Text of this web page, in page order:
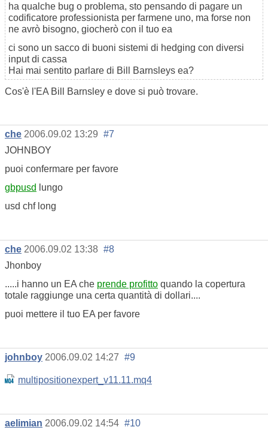
ha qualche bug o problema, sto pensando di pagare un
codificatore professionista per farmene uno, ma forse non
ne avrò bisogno, giocherò con il tuo ea
ci sono un sacco di buoni sistemi di hedging con diversi
input di cassa
Hai mai sentito parlare di Bill Barnsleys ea?
Cos'è l'EA Bill Barnsley e dove si può trovare.
che 2006.09.02 13:29 #7
JOHNBOY
puoi confermare per favore
gbpusd
lungo
usd chf long
che 2006.09.02 13:38 #8
Jhonboy
.....i hanno un EA che prende profitto quando la copertura
totale raggiunge una certa quantità di dollari....
puoi mettere il tuo EA per favore
johnboy 2006.09.02 14:27 #9
multipositionexpert_v11.11.mq4
aelimian 2006.09.02 14:54 #10